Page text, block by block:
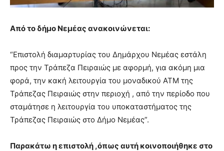
Από το δήμο Νεμέας ανακοινώνεται:
“Επιστολή διαμαρτυρίας του Δημάρχου Νεμέας εστάλη
προς την Τράπεζα Πειραιώς με αφορμή, για ακόμη μια
φορά, την κακή λειτουργία του μοναδικού ΑΤΜ της
Τράπεζας Πειραιώς στην περιοχή , από την περίοδο που
σταμάτησε η λειτουργία του υποκαταστήματος της
Τράπεζας Πειραιώς στο Δήμο Νεμέας”.
Παρακάτω η επιστολή ,όπως αυτή κοινοποιήθηκε στο